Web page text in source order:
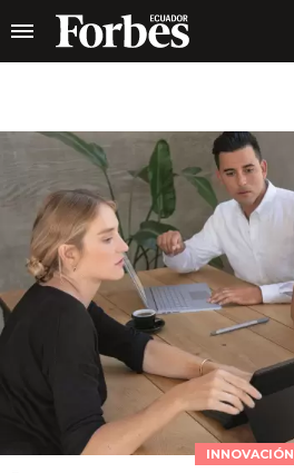
INNOVACIÓN